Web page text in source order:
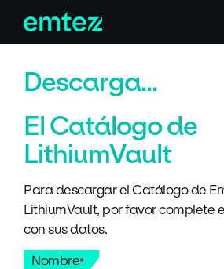
content
Descarga...
El Catálogo de
LithiumVault
Para descargar el Catálogo de
LithiumVault, por favor complete
con sus datos.
Nombre*